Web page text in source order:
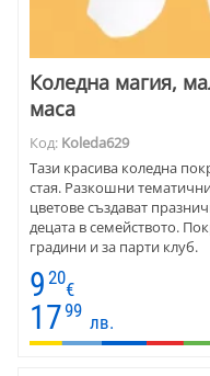
Коледна магия,
маса
Код: Koleda629
Тази красива коледна
стая. Разкошни
цветове създават
децата в семейството.
градини и за парти клуб.
9 20
€
1799
лв.